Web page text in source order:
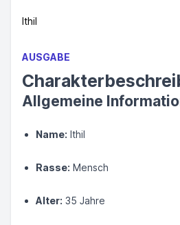
Ithil
AUSGABE
Allgemeine
Name: Ithil
Rasse: Mensch
Alter: 35 Jahre